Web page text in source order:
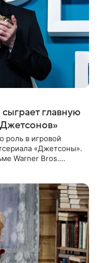
главную
роль в игровой
«Джетсоны».
Warner Bros.